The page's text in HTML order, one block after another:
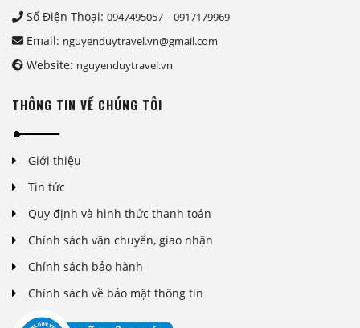
Số Điện Thoại: 0947495057 - 0917179969
Email: nguyenduytravel.vn@gmail.com
Website: nguyenduytravel.vn
THÔNG TIN VỀ CHÚNG TÔI
Giới thiệu
Tin tức
Quy định và hình thức thanh toán
Chính sách vận chuyển, giao nhận
Chính sách bảo hành
Chính sách về bảo mật thông tin